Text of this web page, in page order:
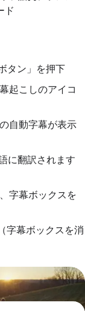
ド
タン」を押下
起こしのアイコ
自動字幕が表示
に翻訳されます
字幕ボックスを
字幕ボックスを消